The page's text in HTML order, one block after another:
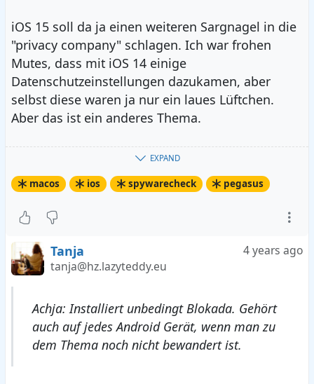
iOS 15 soll da ja einen weiteren Sargnagel in die
"privacy company" schlagen. Ich war frohen
Mutes, dass mit iOS 14 einige
Datenschutzeinstellungen dazukamen, aber
selbst diese waren ja nur ein laues Lüftchen.
Aber das ist ein anderes Thema.
Achja: Installiert unbedingtBlokada
auch auf jedes Android Gerät, wenn man zu dem
Thema noch nicht bewandert ist.
EXPAND
macos ios spywarecheck pegasus
4 years ago
Tanja
tanja@hz.lazyteddy.eu
Achja: Installiert unbedingt Blokada. Gehört
auch auf jedes Android Gerät, wenn man zu
dem Thema noch nicht bewandert ist.